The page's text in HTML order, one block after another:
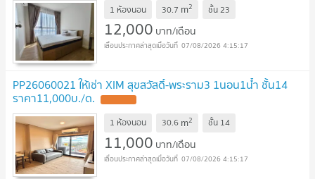
1 ห้องนอน 30.7 m2 ชั้น23
12,000 บาท/เดือน
07/08/2026 4:15:17
PP26060021 ให้เช่า XIM สุขสวัสดิ์-พระราม3 1นอน1น้ำ ชั้น14
ราคา11,000บ./ด.
1 ห้องนอน 30.6 m2 ชั้น 14
11,000 บาท/เดือน
07/08/2026 4:15:17